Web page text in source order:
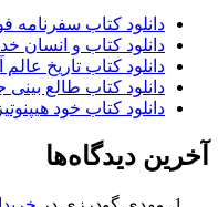
دانلود کتاب سفرنامه
دانلود کتاب و انسان
دانلود کتاب تاریخ عالم
دانلود کتاب طالع بینی
دانلود کتاب خود
آخرین دیدگاه‌ها